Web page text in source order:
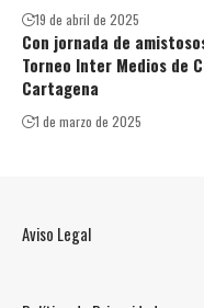
19 de abril de 2025
Con jornada de
Torneo Inter Medios de
Cartagena
1 de marzo de 2025
Aviso Legal